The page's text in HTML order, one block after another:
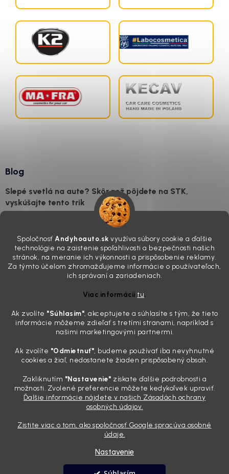
Spoločnosť Andyhoauto.sk využíva súbory cookie a ďalšie
technológie na zaistenie spoľahlivosti a bezpečnosti našich
stránok, na meranie ich výkonnosti a prispôsobenie reklamy.
Za týmto účelom zhromažďujeme informácie o používateľoch,
ich správaní a zariadeniach.
Viac informáciítu.
Ak zvolíte "Súhlasím", akceptujete a súhlasíte s tým, že tieto
informácie môžeme zdieľať s tretími stranami, napríklad s
našimi marketingovými partnermi.
Ak zvolíte "Odmietnuť", budeme používať iba nevyhnutné
cookies a žiaľ, nedostanete žiaden prispôsobený obsah.
Zakliknutím "Nastavenie" získate ďalšie podrobnosti a
možnosti. Zvolené preferencie môžete kedykoľvek upraviť.
Ďalšie informácie nájdete v našich Zásadách ochrany
osobných údajov.
Zistite viac o tom, ako spoločnosť Google spracúva osobné
údaje.
Nastavenie
Blog
Slepé svetlá na aute? Skôr než pôjdete na STK,
vyskúšajte tento trik
skutočnosti je? Často za to môžu práve „slepé“ svetlomety. Ten
mliečny, drsný povrch nie je len estetická vada. Keď slnko a soľ urobia
svoje, plexisklo začne svetlo rozptyľovať namiesto to...
Zabudnite na handru. Ak chcete mať auto naozaj čisté,
Poznáte ten moment. Vonku svieti slnko, vy sedíte v čerstvo
„upratanom“ aute, no pri pohľade na palubnú dosku vás ide poraziť. V
mriežkach ventilácie, okolo tlačidiel a v švíkoch sedačiek na vás stále
drzo pozerá prach. Handra ani vysávač tam jednodu...
Detailing nemusí stáť výplatu: 5 kúskov autokozmetiky,
31.7.2026
Sobotné ráno, káva v ruke a pred vami zaprášená kapota. Pre
niekoho nuda, pre nás najlepší relax. Lenže keď si v košíku spočítate
pokaziť náladu. Dobrá správa je, že aj profi výbava ...
Vytvoril Shoptet